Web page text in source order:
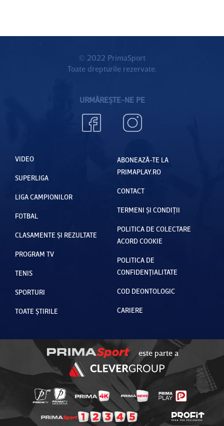
© 2022 PrimaSport
Toate drepturile rezervate.
URMĂREȘTE-NE PE
VIDEO
SUPERLIGA
LIGA CAMPIONILOR
FOTBAL
CLASAMENTE ȘI REZULTATE
PROGRAM TV
TENIS
SPORTURI
TOATE ȘTIRILE
ABONEAZĂ-TE LA
PRIMAPLAY.RO
CONTACT
TERMENI ȘI CONDIȚII
POLITICA DE COLECTARE
ACORD COOKIE
POLITICA DE
CONFIDENȚIALITATE
COD DEONTOLOGIC
CARIERE
este parte a